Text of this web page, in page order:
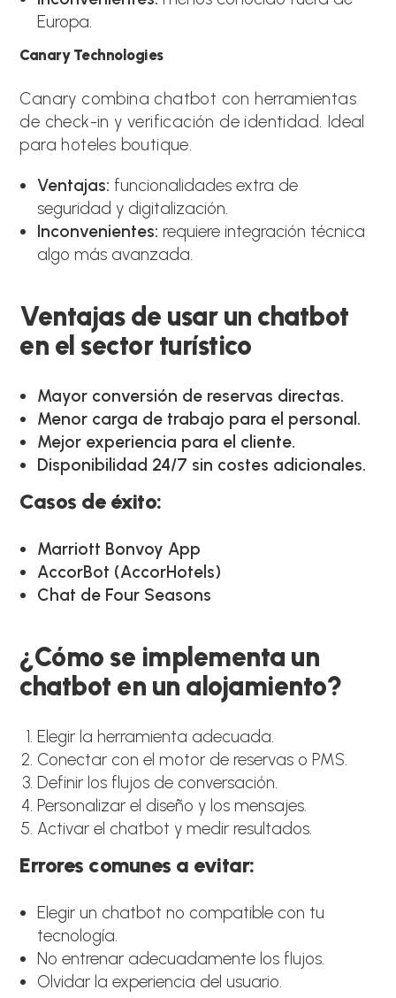
Europa.
Canary Technologies
Canary combina chatbot con herramientas
de check-in y verificación de identidad. Ideal
para hoteles boutique.
Ventajas: funcionalidades extra de
seguridad y digitalización.
Inconvenientes: requiere integración técnica
algo más avanzada.
Ventajas de usar un chatbot
en el sector turístico
Mayor conversión de reservas directas.
Menor carga de trabajo para el personal.
Mejor experiencia para el cliente.
Disponibilidad 24/7 sin costes adicionales.
Casos de éxito:
Marriott Bonvoy App
AccorBot (AccorHotels)
Chat de Four Seasons
¿Cómo se implementa un
chatbot en un alojamiento?
Elegir la herramienta adecuada.
Conectar con el motor de reservas o PMS.
Definir los flujos de conversación.
Personalizar el diseño y los mensajes.
Activar el chatbot y medir resultados.
Errores comunes a evitar:
Elegir un chatbot no compatible con tu
tecnología.
No entrenar adecuadamente los flujos.
Olvidar la experiencia del usuario.